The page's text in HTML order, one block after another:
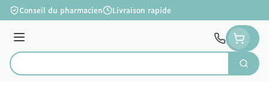
Aller au contenu
Conseil du pharmacien Livraison rapide
Menu
Rechercher